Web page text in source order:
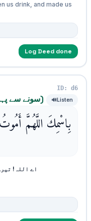
us drink, and made us
Log Deed done
ID: d6
Dua Before Sleeping (سونے سے پہلے کی دعا) 🔊Listen
بِاسْمِكَ اللَّهُمَّ
اے اللہ!